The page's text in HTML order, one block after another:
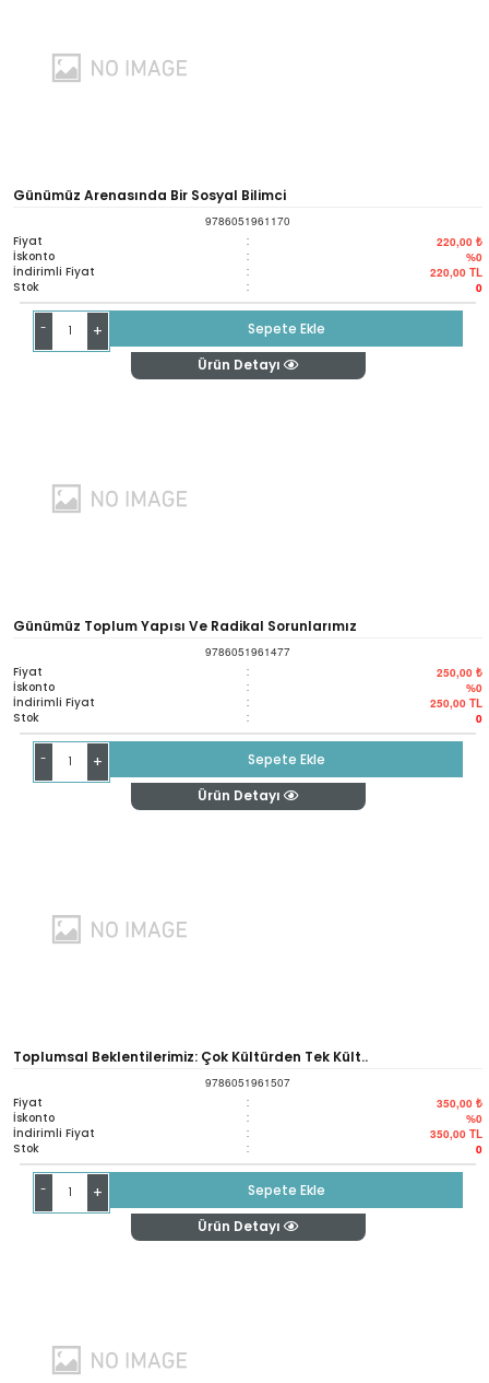
Günümüz Arenasında Bir Sosyal Bilimci
9786051961170
Fiyat : 220,00 ₺
İskonto : %0
İndirimli Fiyat : 220,00 TL
Stok : 0
- +
Sepete Ekle
Ürün Detayı
Günümüz Toplum Yapısı Ve Radikal Sorunlarımız
9786051961477
Fiyat : 250,00 ₺
İskonto : %0
İndirimli Fiyat : 250,00 TL
Stok : 0
- +
Sepete Ekle
Ürün Detayı
Toplumsal Beklentilerimiz: Çok Kültürden Tek Kült..
9786051961507
Fiyat : 350,00 ₺
İskonto : %0
İndirimli Fiyat : 350,00 TL
Stok : 0
- +
Sepete Ekle
Ürün Detayı